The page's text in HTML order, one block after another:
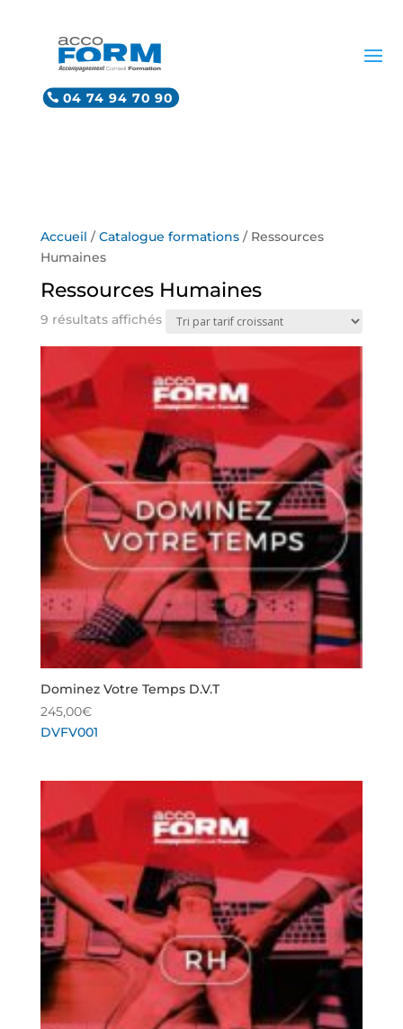
04 74 94 70 90
Accueil /Catalogue formations/ Ressources
Humaines
Ressources Humaines
9 résultats affichésTrié
croissant
Dominez Votre Temps D.V.T
245,00€
DVFV001